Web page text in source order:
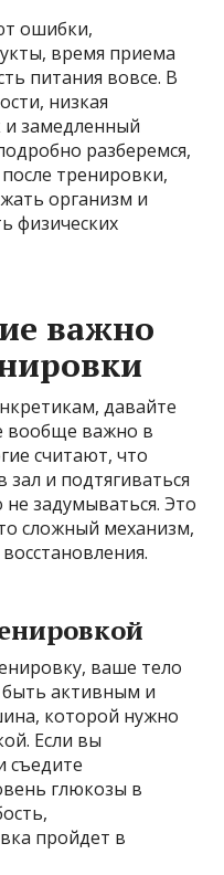
ошибки,
время приема
питания вовсе. В
низкая
и замедленный
разберемся,
тренировки,
организм и
физических
важно
давайте
вообще важно в
считают, что
и подтягиваться
задумываться. Это
сложный механизм,
ваше тело
быть активным и
которой нужно
Если вы
съедите
глюкозы в
пройдет в